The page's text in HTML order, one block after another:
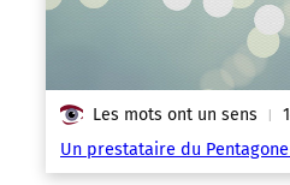
Les mots ont un sens |
Un prestataire du